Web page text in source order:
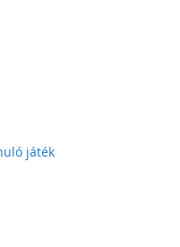
játék